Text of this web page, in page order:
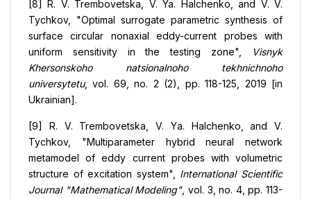
[8] R. V. Trembovetska, V. Ya. Halchenko, and V. V.
Tychkov, "Optimal surrogate parametric synthesis of
surface circular nonaxial eddy-current probes with
uniform sensitivity in the testing zone",
Visnyk
Khersonskoho natsionalnoho tekhnichnoho
universytetu, vol. 69, no. 2 (2), pp. 118-125, 2019 [in
Ukrainian].
[9] R. V. Trembovetska, V. Yа. Halchenko, and V.
Tychkov, "Multiparameter hybrid neural network
metamodel of eddy current probes with volumetric
structure of excitation system", International Scientific
Journal "Mathematical Modeling", vol. 3, no. 4, pp. 113-